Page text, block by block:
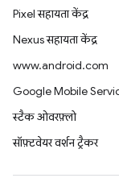
Pixel सहायता केंद्र
Nexus सहायता केंद्र
www.android.com
Google Mobile
स्टैक ओवरफ़्लो
सॉफ़्टवेयर वर्शन ट्रैकर